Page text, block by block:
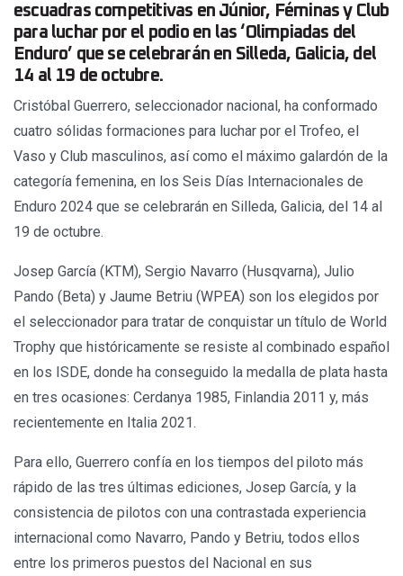
escuadras competitivas en Júnior, Féminas y Club
para luchar por el podio en las ‘Olimpiadas del
Enduro’ que se celebrarán en Silleda, Galicia, del
14 al 19 de octubre.
Cristóbal Guerrero, seleccionador nacional, ha conformado
cuatro sólidas formaciones para luchar por el Trofeo, el
Vaso y Club masculinos, así como el máximo galardón de la
categoría femenina, en los Seis Días Internacionales de
Enduro 2024 que se celebrarán en Silleda, Galicia, del 14 al
19 de octubre.
Josep García (KTM), Sergio Navarro (Husqvarna), Julio
Pando (Beta) y Jaume Betriu (WPEA) son los elegidos por
el seleccionador para tratar de conquistar un título de World
Trophy que históricamente se resiste al combinado español
en los ISDE, donde ha conseguido la medalla de plata hasta
en tres ocasiones: Cerdanya 1985, Finlandia 2011 y, más
recientemente en Italia 2021.
Para ello, Guerrero confía en los tiempos del piloto más
rápido de las tres últimas ediciones, Josep García, y la
consistencia de pilotos con una contrastada experiencia
internacional como Navarro, Pando y Betriu, todos ellos
entre los primeros puestos del Nacional en sus